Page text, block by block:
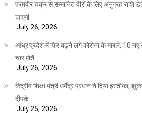
परमवीर चक्र से सम्मानित वीरों के लिए अनुग्रह राशि
जाएगी
July 26, 2026
आंध्र प्रदेश में फिर बढ़ने लगे कोरोना के मामले, 10
चार मौतें
July 26, 2026
केंद्रीय शिक्षा मंत्री धर्मेंद्र प्रधान ने दिया इस्तीफ़ा,
दीपके
July 25, 2026